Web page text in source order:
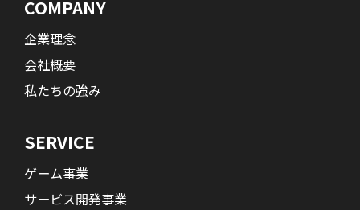
COMPANY
企業理念
会社概要
私たちの強み
SERVICE
ゲーム事業
サービス開発事業